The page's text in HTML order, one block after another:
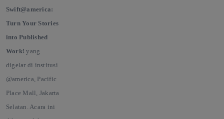
Swift@america:
Turn Your Stories
into Published
Work! yang
digelar di institusi
@america, Pacific
Place Mall, Jakarta
Selatan. Acara ini